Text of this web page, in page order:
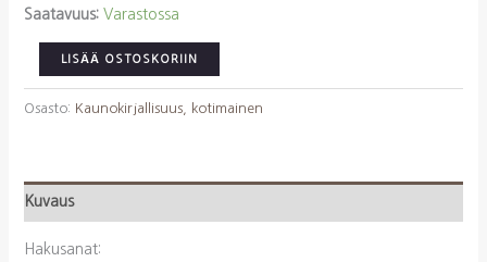
Saatavuus: Varastossa
Waltari,
Mika:
Guldhår
LISÄÄ OSTOSKORIIN
Osasto: Kaunokirjallisuus, kotimainen
Kuvaus
Hakusanat: